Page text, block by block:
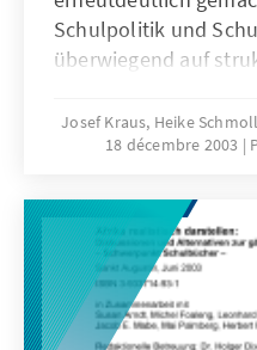
Schulpolitik und
überwiegend auf
konzentrieren.
auf bloße
beschränken.
Josef Kraus, Heike
18 décembre 2003